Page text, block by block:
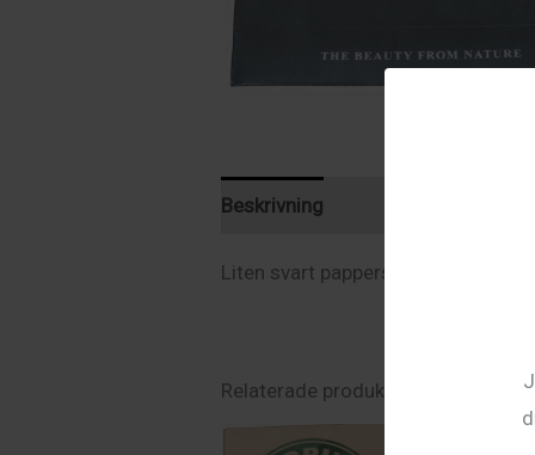
Beskrivning
Liten svart papperspåse till
Relaterade produkter